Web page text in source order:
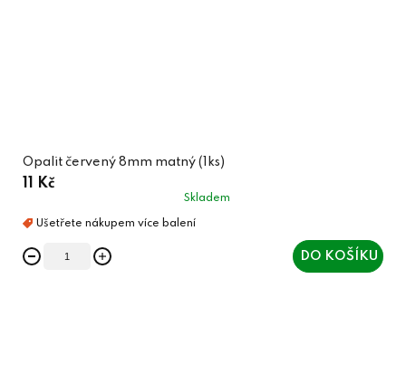
Opalit červený 8mm matný (1ks)
11 Kč
Skladem
DO KOŠÍKU